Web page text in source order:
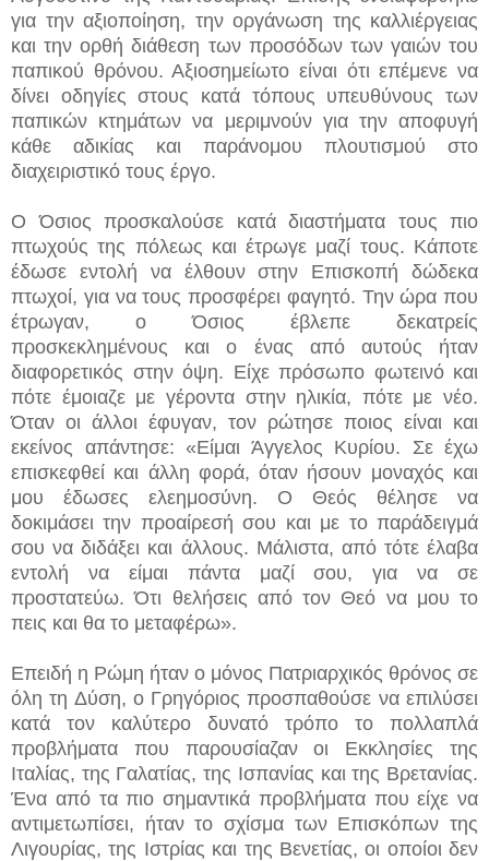
για την αξιοποίηση, την οργάνωση της καλλιέργειας
και την ορθή διάθεση των προσόδων των γαιών του
παπικού θρόνου. Αξιοσημείωτο είναι ότι επέμενε να
δίνει οδηγίες στους κατά τόπους υπευθύνους των
παπικών κτημάτων να μεριμνούν για την αποφυγή
κάθε αδικίας και παράνομου πλουτισμού στο
διαχειριστικό τους έργο.
Ο Όσιος προσκαλούσε κατά διαστήματα τους πιο
πτωχούς της πόλεως και έτρωγε μαζί τους. Κάποτε
έδωσε εντολή να έλθουν στην Επισκοπή δώδεκα
πτωχοί, για να τους προσφέρει φαγητό. Την ώρα που
έτρωγαν, ο Όσιος έβλεπε δεκατρείς
προσκεκλημένους και ο ένας από αυτούς ήταν
διαφορετικός στην όψη. Είχε πρόσωπο φωτεινό και
πότε έμοιαζε με γέροντα στην ηλικία, πότε με νέο.
Όταν οι άλλοι έφυγαν, τον ρώτησε ποιος είναι και
εκείνος απάντησε: «Είμαι Άγγελος Κυρίου. Σε έχω
επισκεφθεί και άλλη φορά, όταν ήσουν μοναχός και
μου έδωσες ελεημοσύνη. Ο Θεός θέλησε να
δοκιμάσει την προαίρεσή σου και με το παράδειγμά
σου να διδάξει και άλλους. Μάλιστα, από τότε έλαβα
εντολή να είμαι πάντα μαζί σου, για να σε
προστατεύω. Ότι θελήσεις από τον Θεό να μου το
πεις και θα το μεταφέρω».
Επειδή η Ρώμη ήταν ο μόνος Πατριαρχικός θρόνος σε
όλη τη Δύση, ο Γρηγόριος προσπαθούσε να επιλύσει
κατά τον καλύτερο δυνατό τρόπο το πολλαπλά
προβλήματα που παρουσίαζαν οι Εκκλησίες της
Ιταλίας, της Γαλατίας, της Ισπανίας και της Βρετανίας.
Ένα από τα πιο σημαντικά προβλήματα που είχε να
αντιμετωπίσει, ήταν το σχίσμα των Επισκόπων της
Λιγουρίας, της Ιστρίας και της Βενετίας, οι οποίοι δεν